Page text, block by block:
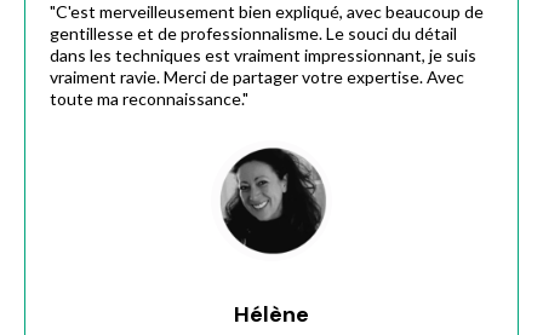
"C'est merveilleusement bien expliqué, avec beaucoup de
gentillesse et de professionnalisme. Le souci du détail
dans les techniques est vraiment impressionnant, je suis
vraiment ravie. Merci de partager votre expertise. Avec
toute ma reconnaissance."
Hélène